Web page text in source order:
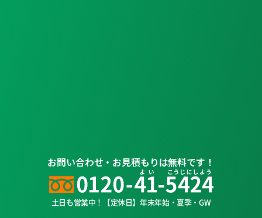
お問い合わせ・お見積もりは無料です！
土日も営業中！【定休日】年末年始・夏季・GW